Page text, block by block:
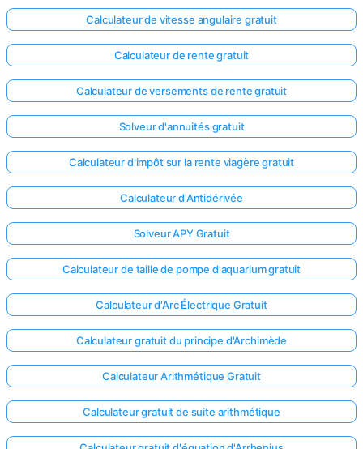
Calculateur de vitesse angulaire gratuit
Calculateur de rente gratuit
Calculateur de versements de rente gratuit
Solveur d'annuités gratuit
Calculateur d'impôt sur la rente viagère gratuit
Calculateur d'Antidérivée
Solveur APY Gratuit
Calculateur de taille de pompe d'aquarium gratuit
Calculateur d'Arc Électrique Gratuit
Calculateur gratuit du principe d'Archimède
Calculateur Arithmétique Gratuit
Calculateur gratuit de suite arithmétique